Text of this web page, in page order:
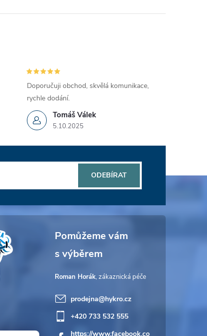
Tomáš Válek
5.10.2025
Doporučuji obchod, skvělá komunikace,
rychle dodání.
ODEBÍRAT
Roman Horák
prodejna@hykro.cz
+420 733 532 555
https://www.facebook.co